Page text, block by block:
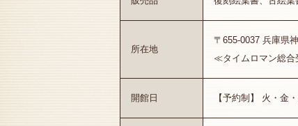
所在地
〒655-0037 兵庫県
≪タイムロマン総合
開館日 【予約制】 火・金